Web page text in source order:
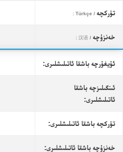
تۈركچە / Türkçe :
خەنزۇچە / 汉语 :
ئۇيغۇرچە باشقا ئاتىلىشلىرى:
ئىنگىلىزچە باشقا
ئاتىلىشلىرى:
تۈركچە باشقا ئاتىلىشلىرى:
خەنزۇچە باشقا ئاتىلىشلىرى: